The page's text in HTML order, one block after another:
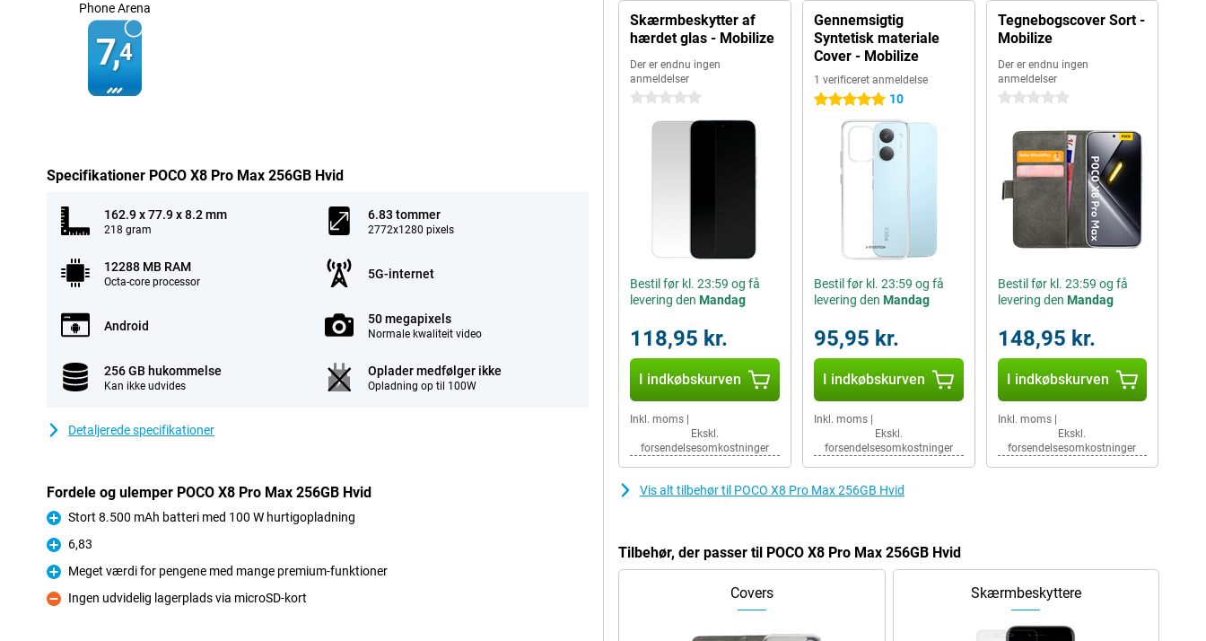
Phone Arena
7,4
Specifikationer POCO X8 Pro Max 256GB Hvid
162.9 x 77.9 x 8.2 mm
218 gram
6.83 tommer
2772x1280 pixels
12288 MB RAM
Octa-core processor
5G-internet
Android 50 megapixels
Normale kwaliteit video
256 GB hukommelse
Kan ikke udvides
Oplader medfølger ikke
Opladning op til 100W
Detaljerede specifikationer
Fordele og ulemper POCO X8 Pro Max 256GB Hvid
Fordele
Stort 8.500 mAh batteri med 100 W hurtigopladning
Fordele
6,83
Fordele
Meget værdi for pengene med mange premium-funktioner
Ulemper
Ingen udvidelig lagerplads via microSD-kort
Skærmbeskytter af
hærdet glas - Mobilize
Der er endnu ingen
anmeldelser
0 stjerner
Bestil før kl. 23:59 og få
levering den Mandag
118,95 kr.
I indkøbskurven
Inkl. moms
Ekskl.
forsendelsesomkostninger
Gennemsigtig
Syntetisk materiale
Cover - Mobilize
1 verificeret anmeldelse
5 stjerner 10
Bestil før kl. 23:59 og få
levering den Mandag
95,95 kr.
I indkøbskurven
Inkl. moms|
Ekskl.
forsendelsesomkostninger
Tegnebogscover Sort -
Mobilize
Der er endnu ingen
anmeldelser
0 stjerner
Bestil før kl. 23:59 og få
levering den Mandag
148,95 kr.
I indkøbskurven
Inkl. moms|
Ekskl.
forsendelsesomkostninger
Vis alt tilbehør til POCO X8 Pro Max 256GB Hvid
Tilbehør, der passer til POCO X8 Pro Max 256GB Hvid
Covers Skærmbeskyttere